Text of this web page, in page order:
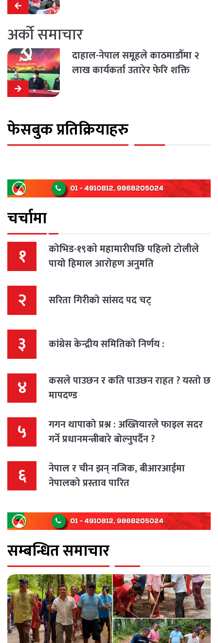
अर्को समाचार
दाहाल-नेपाल समूहले काठमाडौँमा २
लाख कार्यकर्ता उतारेर फेरि शक्ति
फेसबुक प्रतिक्रियाहरु
चर्चामा
१
कोभिड-१९काे महामारीपछि पहिलो टोलीले
पायो हिमाल आरोहण अनुमति
२ सरिता गिरीको सांसद पद चट्
३ कांग्रेस केन्द्रीय समितिको निर्णय :
४
कसले पाउछन र कति पाउछन राहत ? यस्तो छ
मापदण्ड
५
गगन थापाको प्रश्न : अख्तियारले फाइल सदर
गर्ने प्रधानमन्त्रीबारे बोल्नुपर्दैन ?
६
नेपाल र चीन झन् नजिक, बीआरआईमा
नेपालको प्रस्ताव पारित
सम्बन्धित समाचार